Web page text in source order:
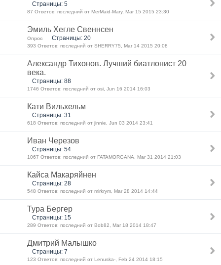
Страницы: 5
87 Ответов: последний от MerMaid-Mary, Mar 15 2015 23:30
Эмиль Хегле Свеннсен
Опрос Страницы: 20
393 Ответов: последний от SHERRY75, Mar 14 2015 20:08
Александр Тихонов. Лучший биатлонист 20
века.
Страницы: 88
1746 Ответов: последний от osi, Jun 16 2014 16:03
Кати Вильхельм
Страницы: 31
618 Ответов: последний от jinnie, Jun 03 2014 23:41
Иван Черезов
Страницы: 54
1067 Ответов: последний от FATAMORGANA, Mar 31 2014 21:03
Кайса Макаряйнен
Страницы: 28
548 Ответов: последний от mirkrym, Mar 28 2014 14:44
Тура Бергер
Страницы: 15
289 Ответов: последний от Bob82, Mar 18 2014 18:47
Дмитрий Малышко
Страницы: 7
123 Ответов: последний от Lenuska-, Feb 24 2014 18:15